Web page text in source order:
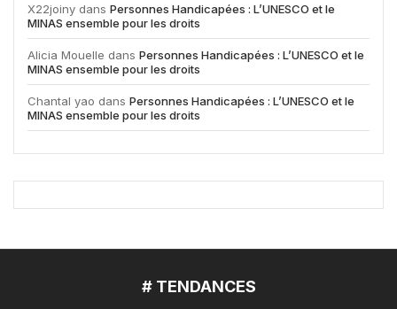
X22joiny dans Personnes Handicapées : L’UNESCO et le
MINAS ensemble pour les droits
Alicia Mouelle dans Personnes Handicapées : L’UNESCO et le
MINAS ensemble pour les droits
Chantal yao dans Personnes Handicapées : L’UNESCO et le
MINAS ensemble pour les droits
# TENDANCES